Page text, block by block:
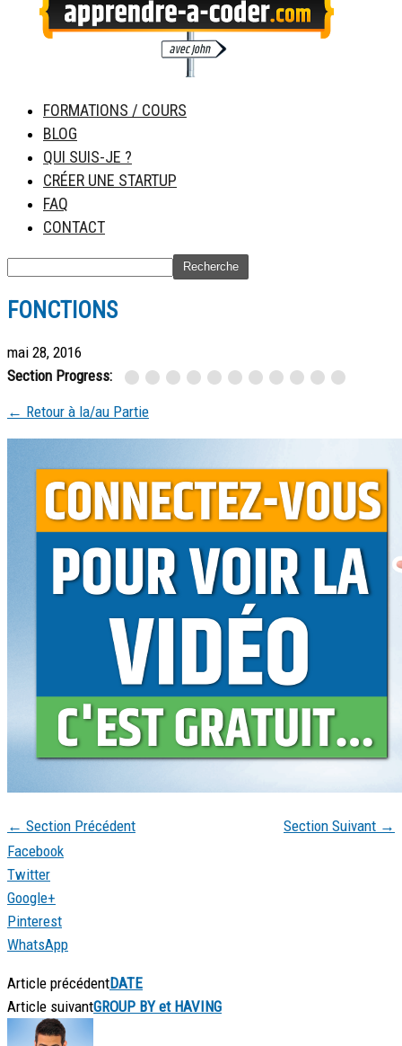
FORMATIONS / COURS
BLOG
QUI SUIS-JE ?
CRÉER UNE STARTUP
FAQ
CONTACT
FONCTIONS
mai 28, 2016
Section Progress:
← Retour à la/au Partie
← Section Précédent Section Suivant →
Facebook
Twitter
Google+
Pinterest
WhatsApp
Article précédentDATE
Article suivantGROUP BY et HAVING